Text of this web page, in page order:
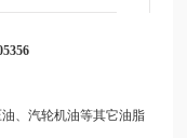
、汽轮机油等其它油脂